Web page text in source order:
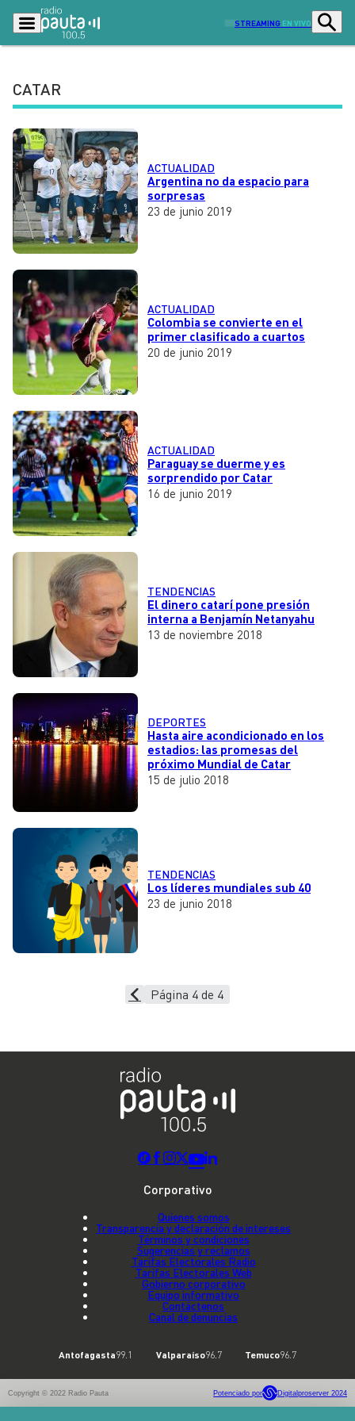
STREAMING EN VIVO
Lo Último
Ciudad Economía
Radio en vivo
Tendencias
Entretención y Cultura
Dato en Pauta
Contenido Patrocinado
CATAR
ACTUALIDAD
Argentina no da espacio para
sorpresas
23 de junio 2019
ACTUALIDAD
Colombia se convierte en el
primer clasificado a cuartos
20 de junio 2019
ACTUALIDAD
Paraguay se duerme y es
sorprendido por Catar
16 de junio 2019
TENDENCIAS
El dinero catarí pone presión
interna a Benjamín Netanyahu
13 de noviembre 2018
DEPORTES
Hasta aire acondicionado en los
estadios: las promesas del
próximo Mundial de Catar
15 de julio 2018
TENDENCIAS
Los líderes mundiales sub 40
23 de junio 2018
Página 4 de 4
Corporativo
Quienes somos
Transparencia y declaración de intereses
Términos y condiciones
Sugerencias y reclamos
Tarifas Electorales Radio
Tarifas Electorales Web
Gobierno corporativo
Equipo informativo
Contáctenos
Canal de denuncias
Antofagasta99.1 Valparaíso96.7 Temuco96.7
Copyright © 2022 Radio Pauta Potenciado por Digitalproserver 2024